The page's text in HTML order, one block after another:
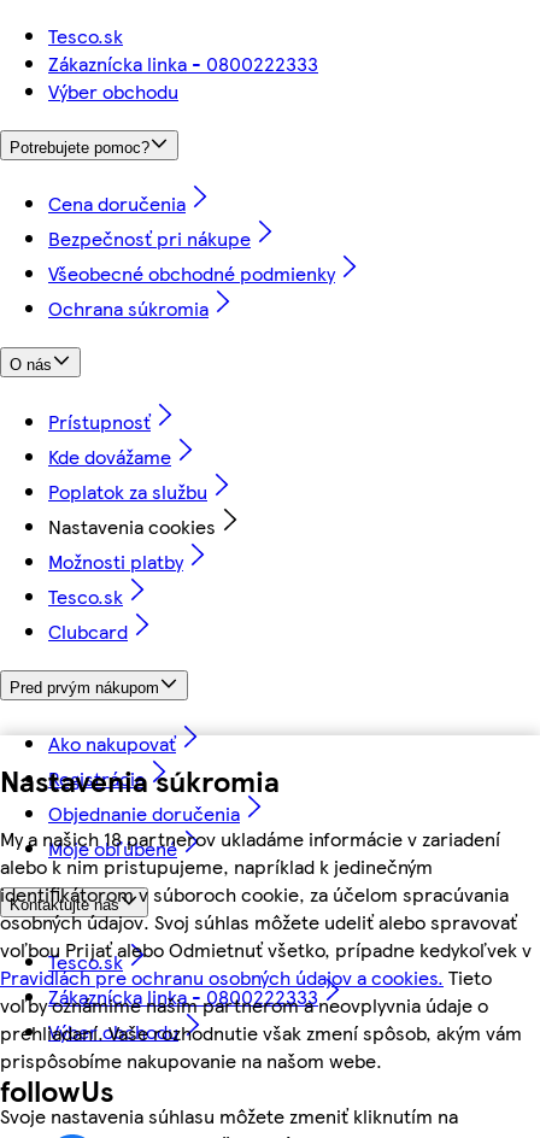
Nastavenia súkromia
My a našich 18 partnerov ukladáme informácie v zariadení
alebo k nim pristupujeme, napríklad k jedinečným
identifikátorom v súboroch cookie, za účelom spracúvania
osobných údajov. Svoj súhlas môžete udeliť alebo spravovať
voľbou Prijať alebo Odmietnuť všetko, prípadne kedykoľvek v
Pravidlách pre ochranu osobných údajov a cookies. Tieto
voľby oznámime našim partnerom a neovplyvnia údaje o
prehliadaní. Vaše rozhodnutie však zmení spôsob, akým vám
prispôsobíme nakupovanie na našom webe.
Svoje nastavenia súhlasu môžete zmeniť kliknutím na
Tesco.sk
Zákaznícka linka - 0800222333
Výber obchodu
Potrebujete pomoc?
Cena doručenia
Bezpečnosť pri nákupe
Všeobecné obchodné podmienky
Ochrana súkromia
O nás
Prístupnosť
Kde dovážame
Poplatok za službu
Nastavenia cookies
Možnosti platby
Tesco.sk
Clubcard
Pred prvým nákupom
Ako nakupovať
Registrácia
Objednanie doručenia
Moje obľúbené
Kontaktujte nás
Tesco.sk
Zákaznícka linka - 0800222333
Výber obchodu
followUs